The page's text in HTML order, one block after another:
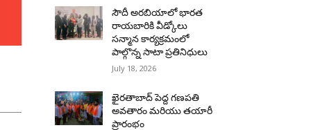
సౌదీ అరబియాలో భారత
రాయబారికి వీడ్కోలు
సన్మాన కార్యక్రమంలో
పాల్గొన్న సాటా ప్రతినిధులు
July 18, 2026
ఖైరతాబాద్ పెద్ద గణపతి
అవతారం మరియు తయారీ
ప్రారంభం